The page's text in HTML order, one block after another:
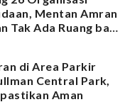
Mentan Amran
Tak Ada Ruang bagi
di Area Parkir
Central Park,
Aman